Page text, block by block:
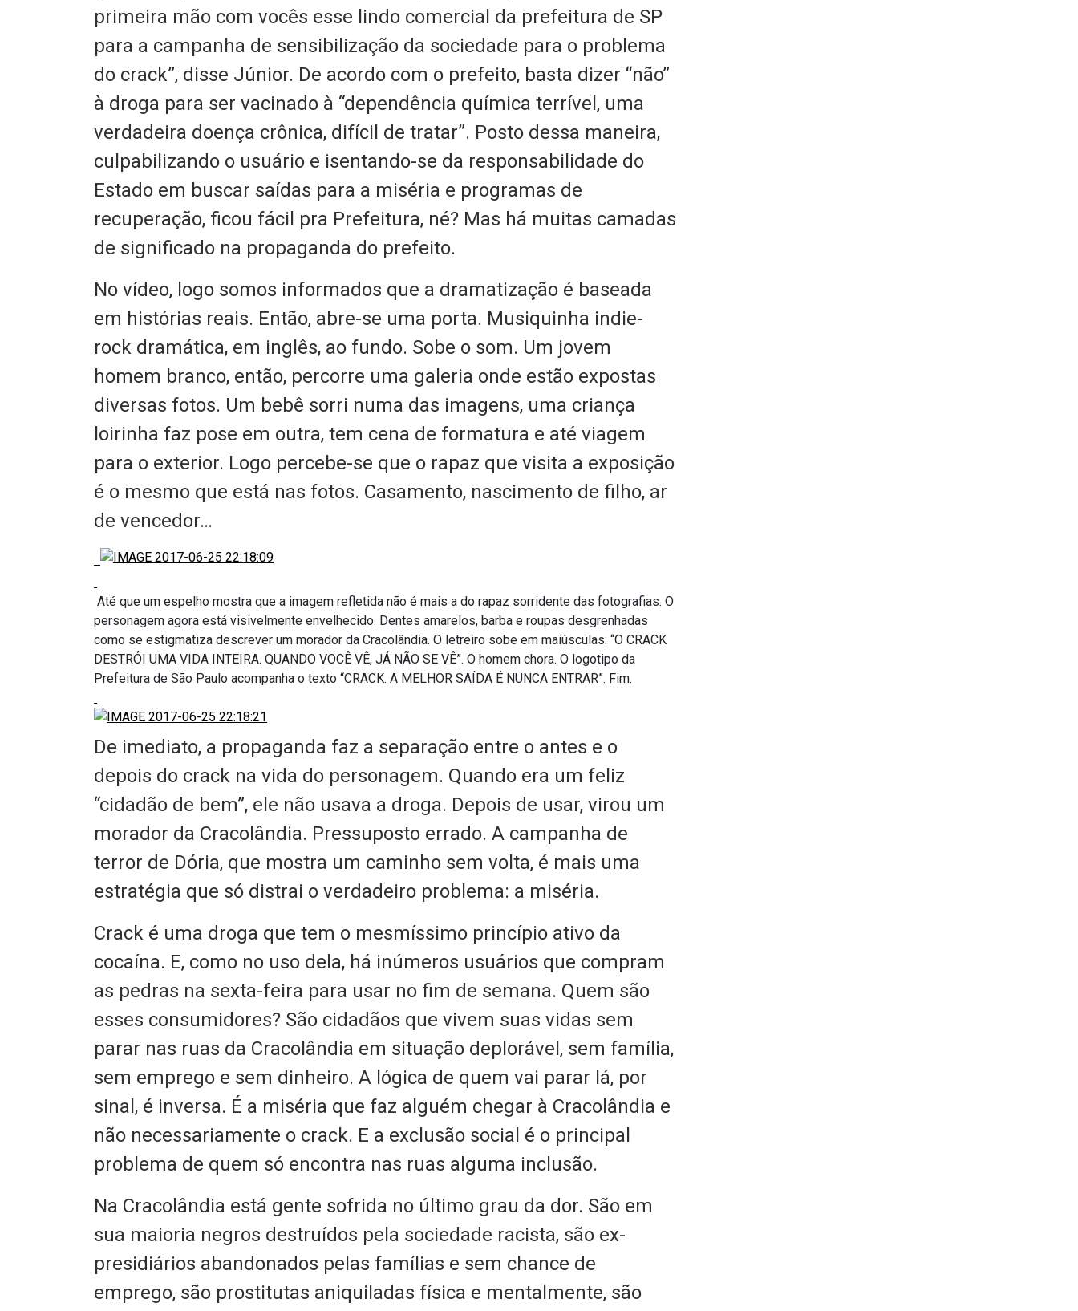
primeira mão com vocês esse lindo comercial da prefeitura de SP
para a campanha de sensibilização da sociedade para o problema
do crack”, disse Júnior. De acordo com o prefeito, basta dizer “não”
à droga para ser vacinado à “dependência química terrível, uma
verdadeira doença crônica, difícil de tratar”. Posto dessa maneira,
culpabilizando o usuário e isentando-se da responsabilidade do
Estado em buscar saídas para a miséria e programas de
recuperação, ficou fácil pra Prefeitura, né? Mas há muitas camadas
de significado na propaganda do prefeito.
No vídeo, logo somos informados que a dramatização é baseada
em histórias reais. Então, abre-se uma porta. Musiquinha indie-
rock dramática, em inglês, ao fundo. Sobe o som. Um jovem
homem branco, então, percorre uma galeria onde estão expostas
diversas fotos. Um bebê sorri numa das imagens, uma criança
loirinha faz pose em outra, tem cena de formatura e até viagem
para o exterior. Logo percebe-se que o rapaz que visita a exposição
é o mesmo que está nas fotos. Casamento, nascimento de filho, ar
de vencedor…
Até que um espelho mostra que a imagem refletida não é mais a do rapaz sorridente das fotografias. O
personagem agora está visivelmente envelhecido. Dentes amarelos, barba e roupas desgrenhadas
como se estigmatiza descrever um morador da Cracolândia. O letreiro sobe em maiúsculas: “O CRACK
DESTRÓI UMA VIDA INTEIRA. QUANDO VOCÊ VÊ, JÁ NÃO SE VÊ”. O homem chora. O logotipo da
Prefeitura de São Paulo acompanha o texto “CRACK. A MELHOR SAÍDA É NUNCA ENTRAR”. Fim.
De imediato, a propaganda faz a separação entre o antes e o
depois do crack na vida do personagem. Quando era um feliz
“cidadão de bem”, ele não usava a droga. Depois de usar, virou um
morador da Cracolândia. Pressuposto errado. A campanha de
terror de Dória, que mostra um caminho sem volta, é mais uma
estratégia que só distrai o verdadeiro problema: a miséria.
Crack é uma droga que tem o mesmíssimo princípio ativo da
cocaína. E, como no uso dela, há inúmeros usuários que compram
as pedras na sexta-feira para usar no fim de semana. Quem são
esses consumidores? São cidadãos que vivem suas vidas sem
parar nas ruas da Cracolândia em situação deplorável, sem família,
sem emprego e sem dinheiro. A lógica de quem vai parar lá, por
sinal, é inversa. É a miséria que faz alguém chegar à Cracolândia e
não necessariamente o crack. E a exclusão social é o principal
problema de quem só encontra nas ruas alguma inclusão.
Na Cracolândia está gente sofrida no último grau da dor. São em
sua maioria negros destruídos pela sociedade racista, são ex-
presidiários abandonados pelas famílias e sem chance de
emprego, são prostitutas aniquiladas física e mentalmente, são